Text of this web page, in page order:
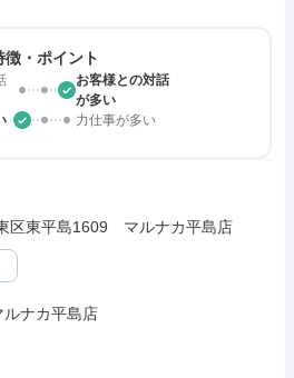
徴・ポイント
お客様との対話
が多い
力仕事が多い
区東平島1609　マルナカ平島店
ルナカ平島店